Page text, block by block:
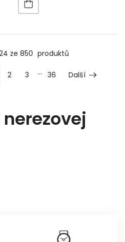
ze 850 produktů
2 3 36 Další